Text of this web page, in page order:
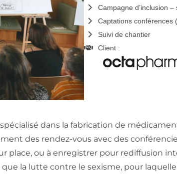
Campagne d’inclusion
Captations conférences
Suivi de chantier
Client :
dans la fabrication de
des rendez-vous avec des
place, ou à enregistrer pour rediffusion
la lutte contre le sexisme, pour